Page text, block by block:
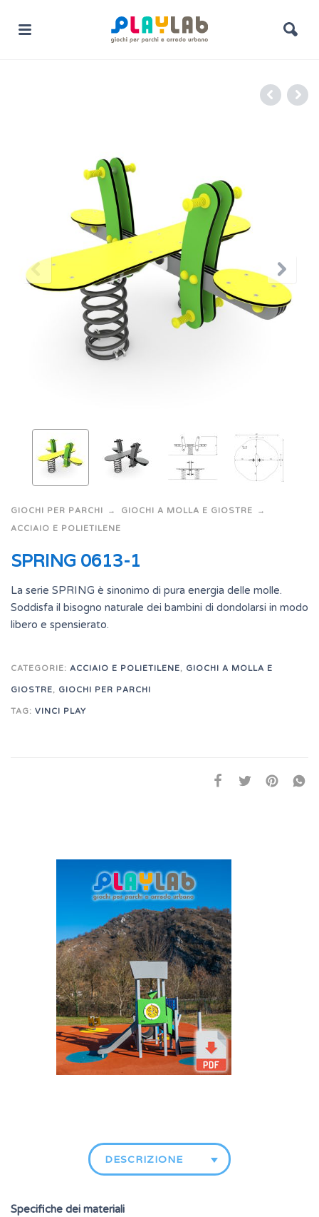
GIOCHI PER PARCHI
GIOCHI A MOLLA E GIOSTRE
ACCIAIO E POLIETILENE
SPRING 0613-1
La serie SPRING è sinonimo di pura energia delle molle.
Soddisfa il bisogno naturale dei bambini di dondolarsi in modo
libero e spensierato.
CATEGORIE: ACCIAIO E POLIETILENE, GIOCHI A MOLLA E
GIOSTRE, GIOCHI PER PARCHI
TAG: VINCI PLAY
DESCRIZIONE
Specifiche dei materiali